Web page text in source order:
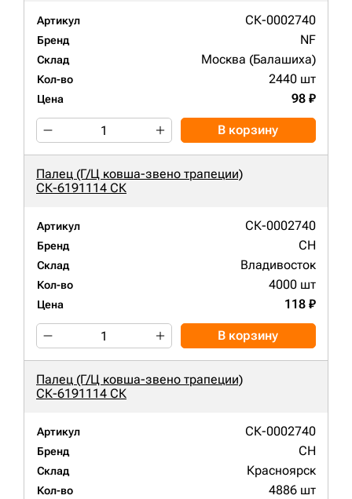
Артикул СК-0002740
Бренд NF
Склад Москва (Балашиха)
Кол-во 2440 шт
Цена 98 ₽
В корзину
Палец (Г/Ц ковша-звено трапеции)
СК-6191114 СК
Артикул СК-0002740
Бренд CH
Склад Владивосток
Кол-во 4000 шт
Цена 118 ₽
В корзину
Палец (Г/Ц ковша-звено трапеции)
СК-6191114 СК
Артикул СК-0002740
Бренд CH
Склад Красноярск
Кол-во 4886 шт